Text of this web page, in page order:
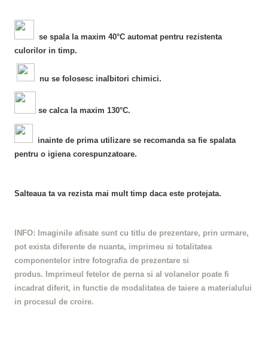
se spala la maxim 40°C automat pentru rezistenta
culorilor in timp.
nu se folosesc inalbitori chimici.
se calca la maxim 130°C.
inainte de prima utilizare se recomanda sa fie spalata
pentru o igiena corespunzatoare.
Salteaua ta va rezista mai mult timp daca este protejata.
INFO: Imaginile afisate sunt cu titlu de prezentare, prin urmare,
pot exista diferente de nuanta, imprimeu si totalitatea
componentelor intre fotografia de prezentare si
produs.
Imprimeul fetelor de perna si al volanelor poate fi
incadrat diferit, in functie de modalitatea de taiere a materialului
in procesul de croire.